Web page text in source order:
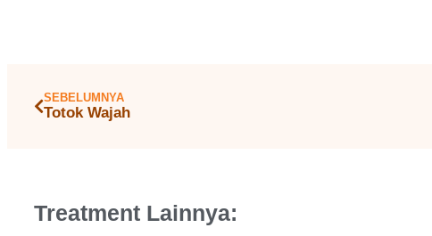
SEBELUMNYA
Totok Wajah
Treatment Lainnya: